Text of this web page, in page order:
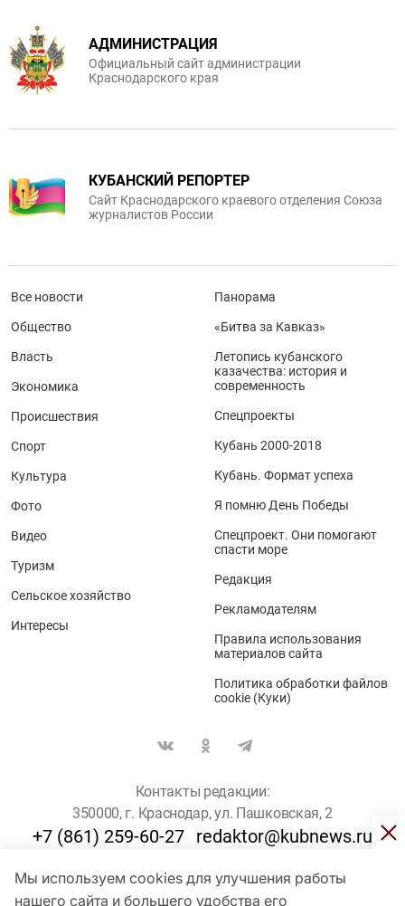
Мы используем cookies для улучшения работы
нашего сайта и большего удобства его
АДМИНИСТРАЦИЯ
Официальный сайт администрации
Краснодарского края
КУБАНСКИЙ РЕПОРТЕР
Сайт Краснодарского краевого отделения Союза
журналистов России
Все новости
Общество
Власть
Экономика
Происшествия
Спорт
Культура
Фото
Видео
Туризм
Сельское хозяйство
Интересы
Панорама
«Битва за Кавказ»
Летопись кубанского
казачества: история и
современность
Спецпроекты
Кубань 2000-2018
Кубань. Формат успеха
Я помню День Победы
Спецпроект. Они помогают
спасти море
Редакция
Рекламодателям
Правила использования
материалов сайта
Политика обработки файлов
cookie (Куки)
Контакты редакции:
350000, г. Краснодар, ул. Пашковская, 2
+7 (861) 259-60-27 redaktor@kubnews.ru
Для пользователей старше 16 лет